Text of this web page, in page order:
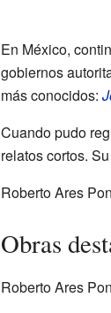
En México,
gobiernos
más conocidos:
Cuando pudo
relatos cortos.
Roberto Ares
Obras
Roberto Ares